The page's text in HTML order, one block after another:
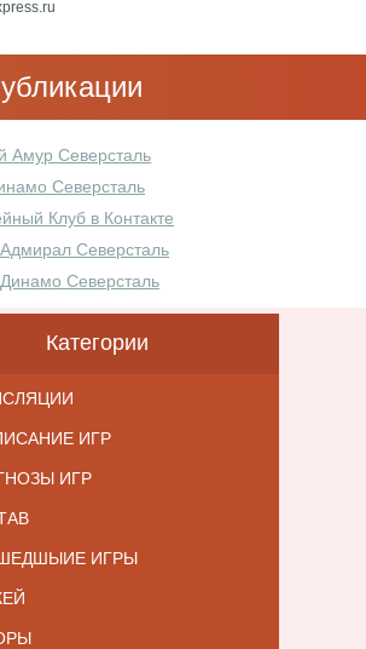
Амур Северсталь
Северсталь
Клуб в Контакте
Северсталь
Северсталь
Категории
ИГР
ИГР
ИГРЫ